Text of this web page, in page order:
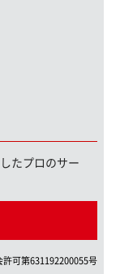
たプロのサー
許可第631192200055号